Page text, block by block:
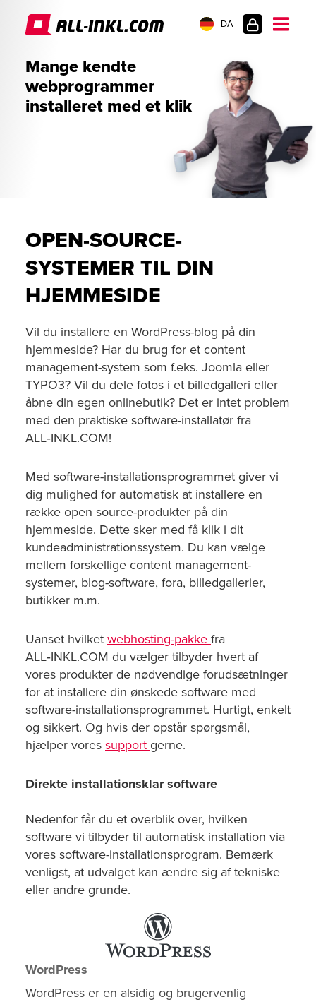
DA
Mange kendte
webprogrammer
installeret med et klik
OPEN-SOURCE-
SYSTEMER TIL DIN
HJEMMESIDE
Vil du installere en WordPress-blog på din
hjemmeside? Har du brug for et content
management-system som f.eks. Joomla eller
TYPO3? Vil du dele fotos i et billedgalleri eller
åbne din egen onlinebutik? Det er intet problem
med den praktiske software-installatør fra
ALL‑INKL.COM!
Med software-installationsprogrammet giver vi
dig mulighed for automatisk at installere en
række open source-produkter på din
hjemmeside. Dette sker med få klik i dit
kundeadministrationssystem. Du kan vælge
mellem forskellige content management-
systemer, blog-software, fora, billedgallerier,
butikker m.m.
Uanset hvilket webhosting-pakke fra
ALL‑INKL.COM du vælger tilbyder hvert af
vores produkter de nødvendige forudsætninger
for at installere din ønskede software med
software-installationsprogrammet. Hurtigt, enkelt
og sikkert. Og hvis der opstår spørgsmål,
hjælper vores support gerne.
Direkte installationsklar software
Nedenfor får du et overblik over, hvilken
software vi tilbyder til automatisk installation via
vores software-installationsprogram. Bemærk
venligst, at udvalget kan ændre sig af tekniske
eller andre grunde.
WordPress
WordPress er en alsidig og brugervenlig